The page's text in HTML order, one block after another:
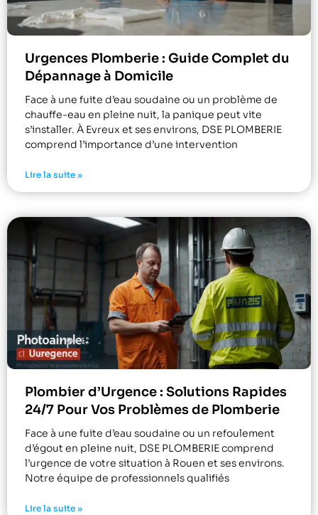
Urgences Plomberie : Guide Complet du
Dépannage à Domicile
Face à une fuite d’eau soudaine ou un problème de
chauffe-eau en pleine nuit, la panique peut vite
s’installer. À Evreux et ses environs, DSE PLOMBERIE
comprend l’importance d’une intervention
Lire la suite »
Plombier d’Urgence : Solutions Rapides
24/7 Pour Vos Problèmes de Plomberie
Face à une fuite d’eau soudaine ou un refoulement
d’égout en pleine nuit, DSE PLOMBERIE comprend
l’urgence de votre situation à Rouen et ses environs.
Notre équipe de professionnels qualifiés
Lire la suite »